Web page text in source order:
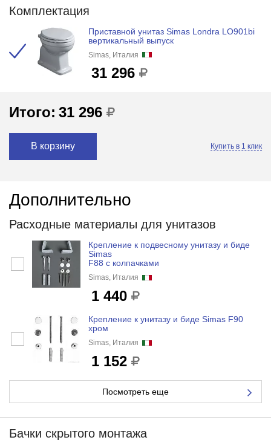
Комплектация
Приставной унитаз Simas Londra LO901bi
вертикальный выпуск
Simas, Италия
31 296
Итого: 31 296
В корзину Купить в 1 клик
Дополнительно
Расходные материалы для унитазов
Крепление к подвесному унитазу и биде
Simas
F88 с колпачками
Simas, Италия
1 440
Крепление к унитазу и биде Simas F90
хром
Simas, Италия
1 152
Посмотреть еще
Бачки скрытого монтажа